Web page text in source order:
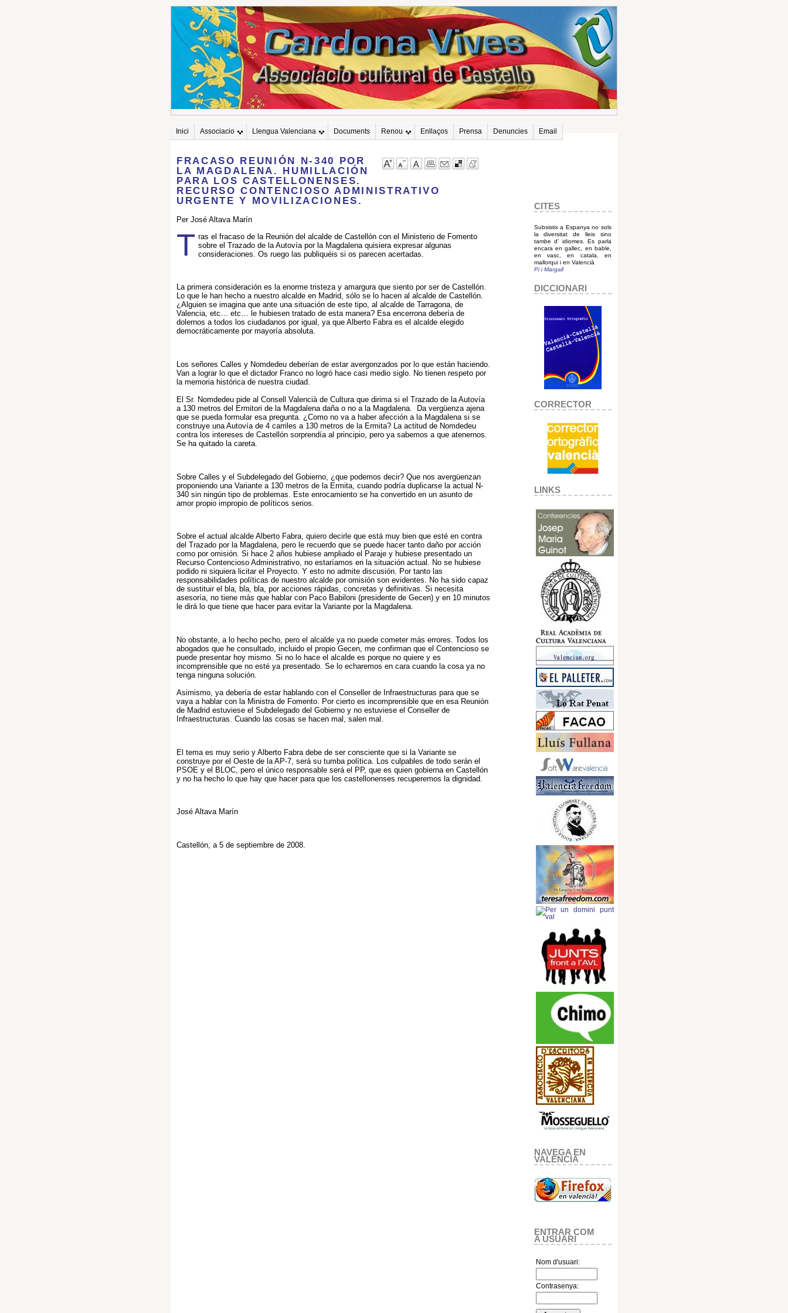
Inici Associacio Llengua Valenciana Documents Renou Enllaços Prensa Denuncies Email
FRACASO REUNIÓN N-340 POR
LA MAGDALENA. HUMILLACIÓN
PARA LOS CASTELLONENSES.
RECURSO CONTENCIOSO ADMINISTRATIVO
URGENTE Y MOVILIZACIONES.
Per José Altava Marín
T ras el fracaso de la Reunión del alcalde de Castellón con el Ministerio de Fomento
sobre el Trazado de la Autovía por la Magdalena quisiera expresar algunas
consideraciones. Os ruego las publiquéis si os parecen acertadas.
La primera consideración es la enorme tristeza y amargura que siento por ser de Castellón.
Lo que le han hecho a nuestro alcalde en Madrid, sólo se lo hacen al alcalde de Castellón.
¿Alguien se imagina que ante una situación de este tipo, al alcalde de Tarragona, de
Valencia, etc… etc… le hubiesen tratado de esta manera? Esa encerrona debería de
dolernos a todos los ciudadanos por igual, ya que Alberto Fabra es el alcalde elegido
democráticamente por mayoría absoluta.
Los señores Calles y Nomdedeu deberían de estar avergonzados por lo que están haciendo.
Van a lograr lo que el dictador Franco no logró hace casi medio siglo. No tienen respeto por
la memoria histórica de nuestra ciudad.
El Sr. Nomdedeu pide al Consell Valencià de Cultura que dirima si el Trazado de la Autovía
a 130 metros del Ermitori de la Magdalena daña o no a la Magdalena. Da vergüenza ajena
que se pueda formular esa pregunta. ¿Como no va a haber afección a la Magdalena si se
construye una Autovía de 4 carriles a 130 metros de la Ermita? La actitud de Nomdedeu
contra los intereses de Castellón sorprendía al principio, pero ya sabemos a que atenernos.
Se ha quitado la careta.
Sobre Calles y el Subdelegado del Gobierno, ¿que podemos decir? Que nos avergüenzan
proponiendo una Variante a 130 metros de la Ermita, cuando podría duplicarse la actual N-
340 sin ningún tipo de problemas. Este enrocamiento se ha convertido en un asunto de
amor propio impropio de políticos serios.
Sobre el actual alcalde Alberto Fabra, quiero decirle que está muy bien que esté en contra
del Trazado por la Magdalena, pero le recuerdo que se puede hacer tanto daño por acción
como por omisión. Si hace 2 años hubiese ampliado el Paraje y hubiese presentado un
Recurso Contencioso Administrativo, no estaríamos en la situación actual. No se hubiese
podido ni siquiera licitar el Proyecto. Y esto no admite discusión. Por tanto las
responsabilidades políticas de nuestro alcalde por omisión son evidentes. No ha sido capaz
de sustituir el bla, bla, bla, por acciones rápidas, concretas y definitivas. Si necesita
asesoría, no tiene más que hablar con Paco Babiloni (presidente de Gecen) y en 10 minutos
le dirá lo que tiene que hacer para evitar la Variante por la Magdalena.
No obstante, a lo hecho pecho, pero el alcalde ya no puede cometer más errores. Todos los
abogados que he consultado, incluido el propio Gecen, me confirman que el Contencioso se
puede presentar hoy mismo. Si no lo hace el alcalde es porque no quiere y es
incomprensible que no esté ya presentado. Se lo echaremos en cara cuando la cosa ya no
tenga ninguna solución.
Asimismo, ya debería de estar hablando con el Conseller de Infraestructuras para que se
vaya a hablar con la Ministra de Fomento. Por cierto es incomprensible que en esa Reunión
de Madrid estuviese el Subdelegado del Gobierno y no estuviese el Conseller de
Infraestructuras. Cuando las cosas se hacen mal, salen mal.
El tema es muy serio y Alberto Fabra debe de ser consciente que si la Variante se
construye por el Oeste de la AP-7, será su tumba política. Los culpables de todo serán el
PSOE y el BLOC, pero el único responsable será el PP, que es quien gobierna en Castellón
y no ha hecho lo que hay que hacer para que los castellonenses recuperemos la dignidad.
José Altava Marín
Castellón, a 5 de septiembre de 2008.
CITES
Subsistix a Espanya no sols
la diversitat de lleis sino
tambe d’ idiomes. Es parla
encara en gallec, en bable,
en vasc, en catala, en
mallorqui i en Valencià
Pi i Margall
DICCIONARI
CORRECTOR
LINKS
NAVEGA EN
VALENCIA
ENTRAR COM
A USUARI
Nom d'usuari:
Contrasenya: